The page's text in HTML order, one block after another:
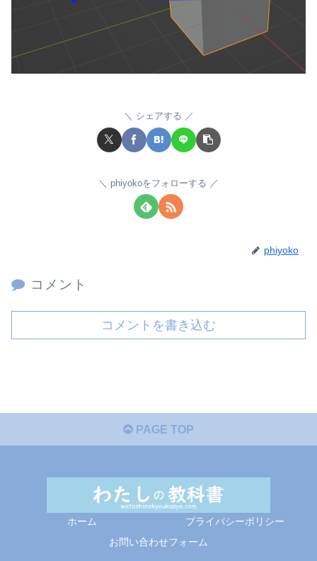
シェアする
phiyokoをフォローする
phiyoko
コメント
コメントを書き込む
PAGE TOP
ホーム
プライバシーポリシー
お問い合わせフォーム